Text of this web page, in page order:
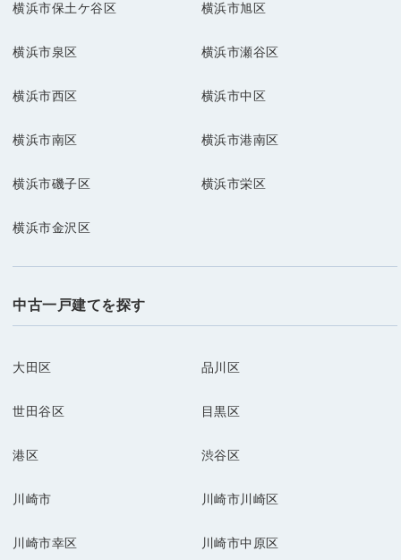
横浜市保土ケ谷区 横浜市旭区
横浜市泉区 横浜市瀬谷区
横浜市西区 横浜市中区
横浜市南区 横浜市港南区
横浜市磯子区 横浜市栄区
横浜市金沢区
中古一戸建てを探す
大田区 品川区
世田谷区 目黒区
港区 渋谷区
川崎市 川崎市川崎区
川崎市幸区 川崎市中原区